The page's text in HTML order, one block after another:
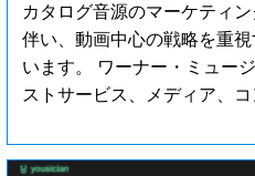
カタログ音源のマーケティ
伴い、動画中心の戦略を重
います。 ワーナー・ミュー
ストサービス、メディア、